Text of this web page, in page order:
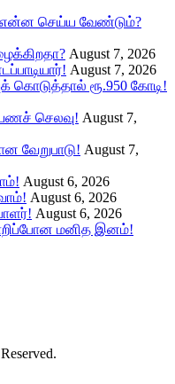
என்ன செய்ய வேண்டும்?
August 7, 2026
August 7, 2026
கொடுத்தால் ரூ.950 கோடி!
செலவு! August 7,
வேறுபாடு! August 7,
August 6, 2026
August 6, 2026
August 6, 2026
மனித இனம்!